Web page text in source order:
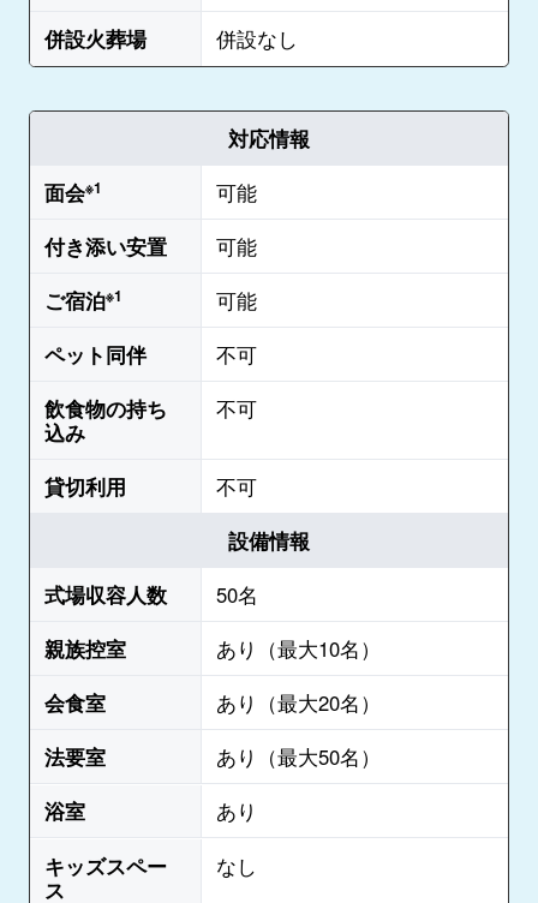
併設火葬場
併設なし
対応情報
面会※1
可能
付き添い安置
可能
ご宿泊※1
可能
ペット同伴
不可
飲食物の持ち
込み
不可
貸切利用
不可
設備情報
式場収容人数
50名
親族控室
あり（最大10名）
会食室
あり（最大20名）
法要室
あり（最大50名）
浴室
あり
キッズスペー
ス
なし